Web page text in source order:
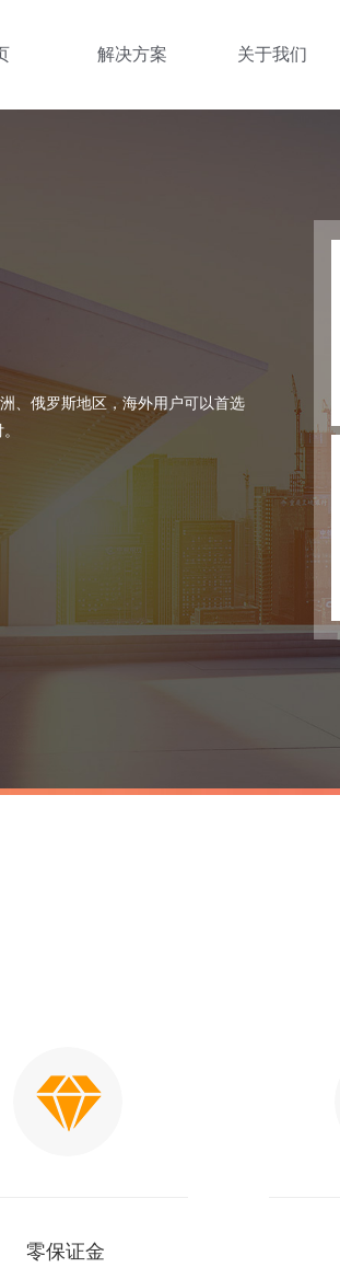
解决方案 关于我们
、俄罗斯地区，海外用户可以首选
零保证金